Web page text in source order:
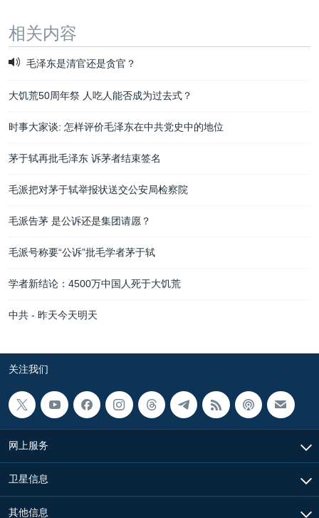
相关内容
毛泽东是清官还是贪官？
大饥荒50周年祭 人吃人能否成为过去式？
时事大家谈: 怎样评价毛泽东在中共党史中的地位
茅于轼再批毛泽东 诉茅者结束签名
毛派把对茅于轼举报状送交公安局检察院
毛派告茅 是公诉还是集团请愿？
毛派号称要“公诉”批毛学者茅于轼
学者新结论：4500万中国人死于大饥荒
中共 - 昨天今天明天
关注我们
网上服务
卫星信息
其他信息